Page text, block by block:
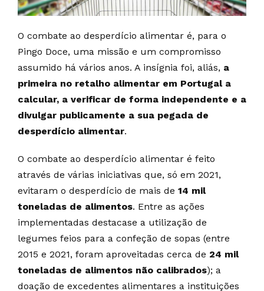
O combate ao desperdício alimentar é, para o
Pingo Doce, uma missão e um compromisso
assumido há vários anos. A insígnia foi, aliás, a
primeira no retalho alimentar em Portugal a
calcular, a verificar de forma independente e a
divulgar publicamente a sua pegada de
desperdício alimentar.
O combate ao desperdício alimentar é feito
através de várias iniciativas que, só em 2021,
evitaram o desperdício de mais de 14 mil
toneladas de alimentos. Entre as ações
implementadas destacase a utilização de
legumes feios para a confeção de sopas (entre
2015 e 2021, foram aproveitadas cerca de 24 mil
toneladas de alimentos não calibrados); a
doação de excedentes alimentares a instituições